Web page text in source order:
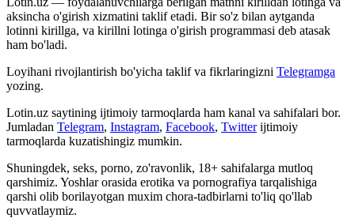
aksincha o'girish xizmatini taklif etadi. Bir so'z bilan aytganda
lotinni kirillga, va kirillni lotinga o'girish programmasi deb atasak
ham bo'ladi.
Loyihani rivojlantirish bo'yicha taklif va fikrlaringizni Telegramga
yozing.
Lotin.uz saytining ijtimoiy tarmoqlarda ham kanal va sahifalari bor.
Jumladan Telegram, Instagram, Facebook, Twitter ijtimoiy
tarmoqlarda kuzatishingiz mumkin.
Shuningdek, seks, porno, zo'ravonlik, 18+ sahifalarga mutloq
qarshimiz. Yoshlar orasida erotika va pornografiya tarqalishiga
qarshi olib borilayotgan muxim chora-tadbirlarni to'liq qo'llab
quvvatlaymiz.